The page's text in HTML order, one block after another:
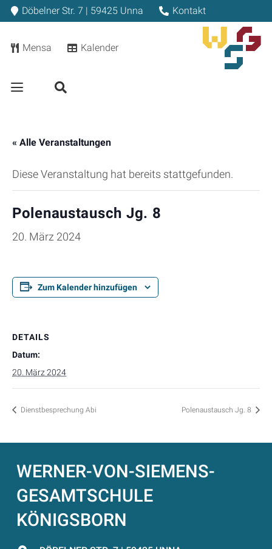
Döbelner Str. 7 | 59425 Unna Kontakt
Mensa Kalender
« Alle Veranstaltungen
Diese Veranstaltung hat bereits stattgefunden.
Polenaustausch Jg. 8
20. März 2024
Zum Kalender hinzufügen
DETAILS
Datum:
20. März 2024
Dienstbesprechung Abi Polenaustausch Jg. 8
WERNER-VON-SIEMENS-
GESAMTSCHULE
KÖNIGSBORN